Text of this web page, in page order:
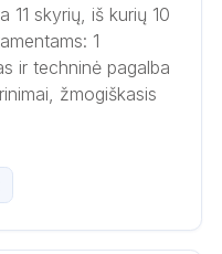
11 skyrių, iš kurių 10
1
ir techninė pagalba
žmogiškasis